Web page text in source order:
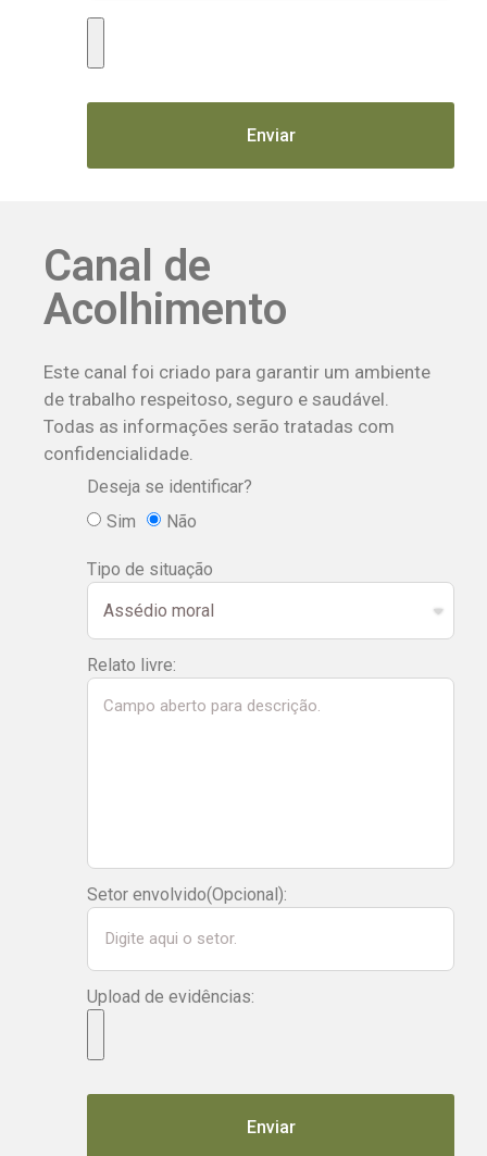
Enviar
Canal de
Acolhimento
Este canal foi criado para garantir um ambiente
de trabalho respeitoso, seguro e saudável.
Todas as informações serão tratadas com
confidencialidade.
Deseja se identificar?
Sim
Não
Tipo de situação
Relato livre:
Setor envolvido(Opcional):
Upload de evidências:
Enviar